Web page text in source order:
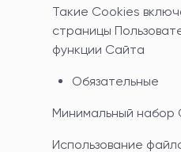
Такие Cookies
страницы
функции Сайта
Обязательные
Минимальный набор
Использование